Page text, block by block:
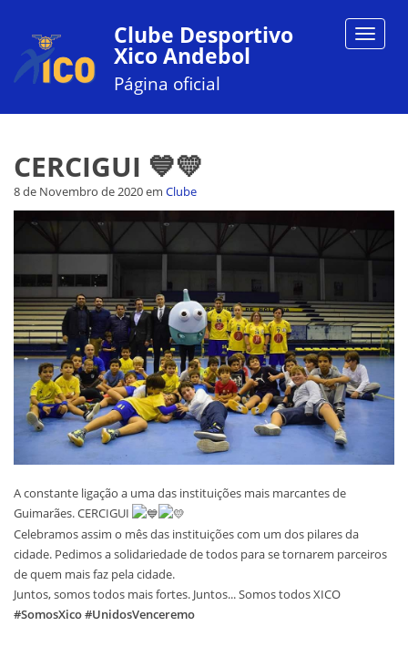
Toggle
Clube Desportivo
Xico Andebol
Página oficial
CERCIGUI 💙💛
8 de Novembro de 2020em Clube
A constante ligação a uma das instituições mais marcantes de
Guimarães. CERCIGUI
Celebramos assim o mês das instituições com um dos pilares da
cidade. Pedimos a solidariedade de todos para se tornarem parceiros
de quem mais faz pela cidade.
Juntos, somos todos mais fortes. Juntos... Somos todos XICO
#SomosXico#UnidosVenceremo